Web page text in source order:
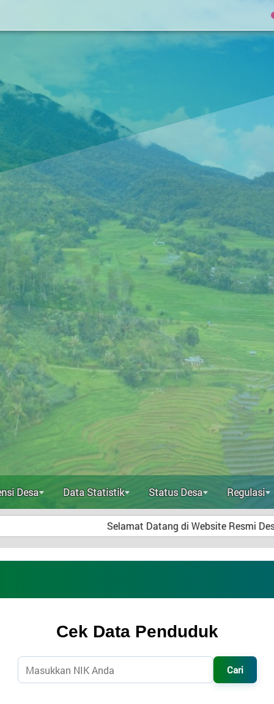
Desa Data Statistik Status Desa Regulasi
Selamat Datang di Website Resmi Desa Branta Pesisir
Cek Data Penduduk
Cari